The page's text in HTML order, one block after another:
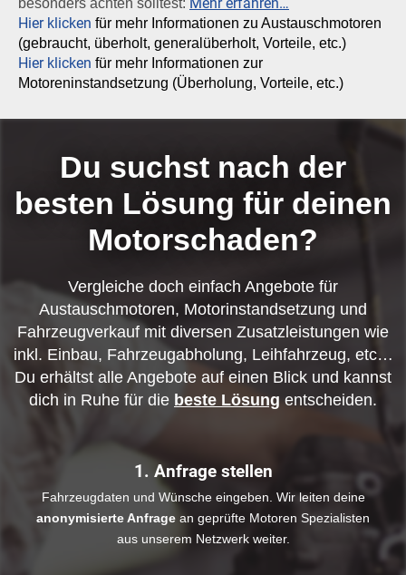
besonders achten solltest: Mehr erfahren…
Hier klicken für mehr Informationen zu Austauschmotoren
(gebraucht, überholt, generalüberholt, Vorteile, etc.)
Hier klicken für mehr Informationen zur
Motoreninstandsetzung (Überholung, Vorteile, etc.)
Du suchst nach der
besten Lösung für deinen
Motorschaden?
Vergleiche doch einfach Angebote für
Austauschmotoren, Motorinstandsetzung und
Fahrzeugverkauf mit diversen Zusatzleistungen wie
inkl. Einbau, Fahrzeugabholung, Leihfahrzeug, etc…
Du erhältst alle Angebote auf einen Blick und kannst
dich in Ruhe für die beste Lösung entscheiden.
1. Anfrage stellen
Fahrzeugdaten und Wünsche eingeben. Wir leiten deine
anonymisierte Anfrage an geprüfte Motoren Spezialisten
aus unserem Netzwerk weiter.